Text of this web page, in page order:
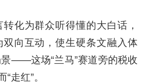
为群众听得懂的大白话，
向互动，使生硬条文融入体
——这场“兰马”赛道旁的税收
走红”。